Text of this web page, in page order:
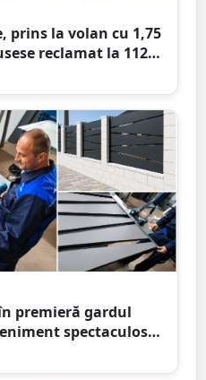
prins la volan cu 1,75
reclamat la 112
premieră gardul
spectaculos